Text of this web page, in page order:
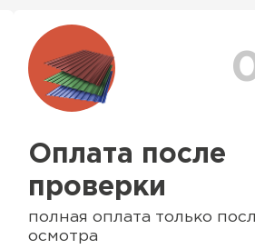
Оплата после
проверки
полная оплата только
осмотра